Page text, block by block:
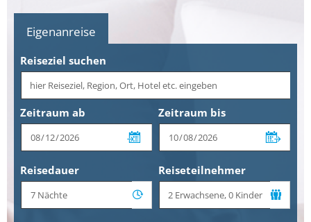
Eigenanreise
Reiseziel suchen
Zeitraum ab Zeitraum bis
Reisedauer Reiseteilnehmer